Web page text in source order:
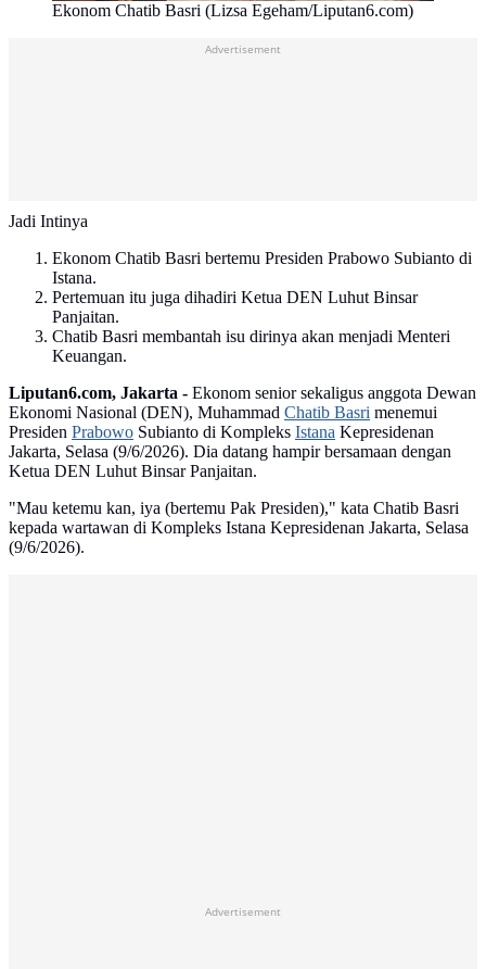
Ekonom Chatib Basri (Lizsa Egeham/Liputan6.com)
Advertisement
Jadi Intinya
Ekonom Chatib Basri bertemu Presiden Prabowo Subianto di
Istana.
Pertemuan itu juga dihadiri Ketua DEN Luhut Binsar
Panjaitan.
Chatib Basri membantah isu dirinya akan menjadi Menteri
Keuangan.
Liputan6.com, Jakarta - Ekonom senior sekaligus anggota Dewan
Ekonomi Nasional (DEN), Muhammad Chatib Basri menemui
Presiden Prabowo Subianto di Kompleks Istana Kepresidenan
Jakarta, Selasa (9/6/2026). Dia datang hampir bersamaan dengan
Ketua DEN Luhut Binsar Panjaitan.
"Mau ketemu kan, iya (bertemu Pak Presiden)," kata Chatib Basri
kepada wartawan di Kompleks Istana Kepresidenan Jakarta, Selasa
(9/6/2026).
Advertisement